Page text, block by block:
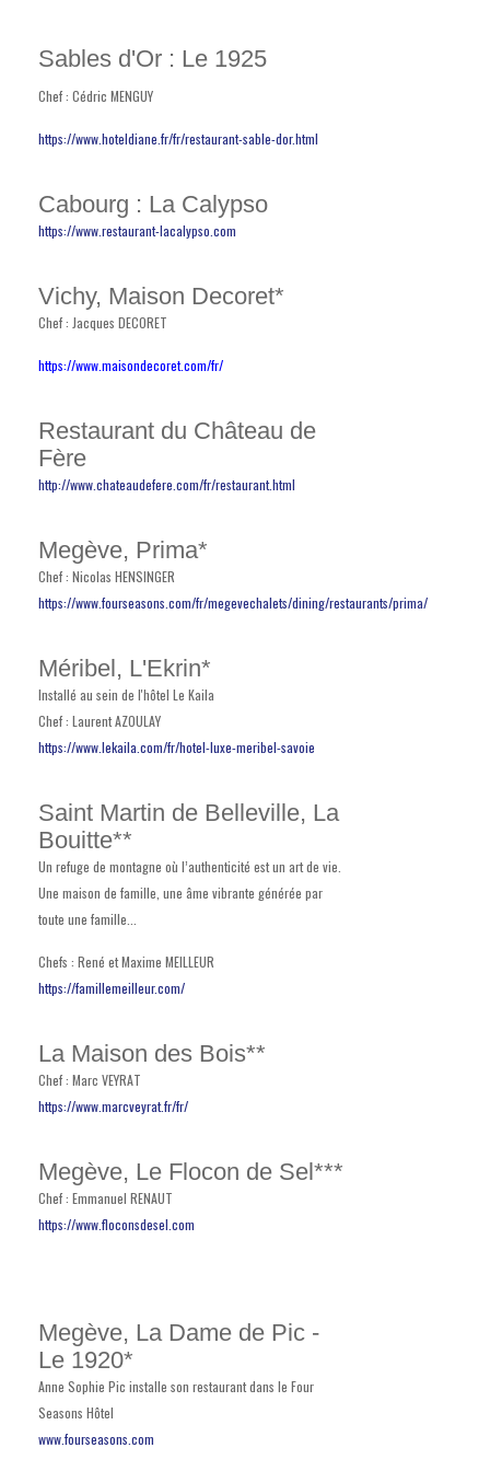
Sables d'Or : Le 1925
Chef : Cédric MENGUY
https://www.hoteldiane.fr/fr/restaurant-sable-dor.html
Cabourg : La Calypso
https://www.restaurant-lacalypso.com
Vichy, Maison Decoret*
Chef : Jacques DECORET
https://www.maisondecoret.com/fr/
Restaurant du Château de
Fère
http://www.chateaudefere.com/fr/restaurant.html
Megève, Prima*
Chef : Nicolas HENSINGER
https://www.fourseasons.com/fr/megevechalets/dining/restaurants/prima/
Méribel, L'Ekrin*
Installé au sein de l'hôtel Le Kaila
Chef : Laurent AZOULAY
https://www.lekaila.com/fr/hotel-luxe-meribel-savoie
Saint Martin de Belleville, La
Bouitte**
Un refuge de montagne où l’authenticité est un art de vie.
Une maison de famille, une âme vibrante générée par
toute une famille...
Chefs : René et Maxime MEILLEUR
https://famillemeilleur.com/
La Maison des Bois**
Chef : Marc VEYRAT
https://www.marcveyrat.fr/fr/
Megève, Le Flocon de Sel***
Chef : Emmanuel RENAUT
https://www.floconsdesel.com
Megève, La Dame de Pic -
Le 1920*
Anne Sophie Pic installe son restaurant dans le Four
Seasons Hôtel
www.fourseasons.com